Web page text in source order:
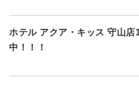
ホテル アクア・キッス 守山
中！！！